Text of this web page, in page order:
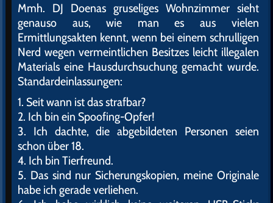
Mmh. DJ Doenas gruseliges Wohnzimmer sieht
genauso aus, wie man es aus vielen
Ermittlungsakten kennt, wenn bei einem schrulligen
Nerd wegen vermeintlichen Besitzes leicht illegalen
Materials eine Hausdurchsuchung gemacht wurde.
Standardeinlassungen:
1. Seit wann ist das strafbar?
2. Ich bin ein Spoofing-Opfer!
3. Ich dachte, die abgebildeten Personen seien
schon über 18.
4. Ich bin Tierfreund.
5. Das sind nur Sicherungskopien, meine Originale
habe ich gerade verliehen.